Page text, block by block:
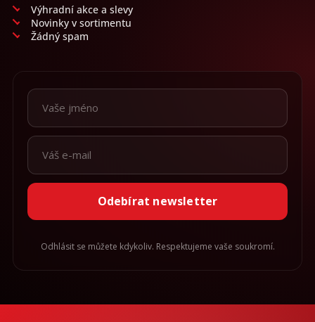
Výhradní akce a slevy
Novinky v sortimentu
Žádný spam
Odebírat newsletter
Odhlásit se můžete kdykoliv. Respektujeme vaše soukromí.